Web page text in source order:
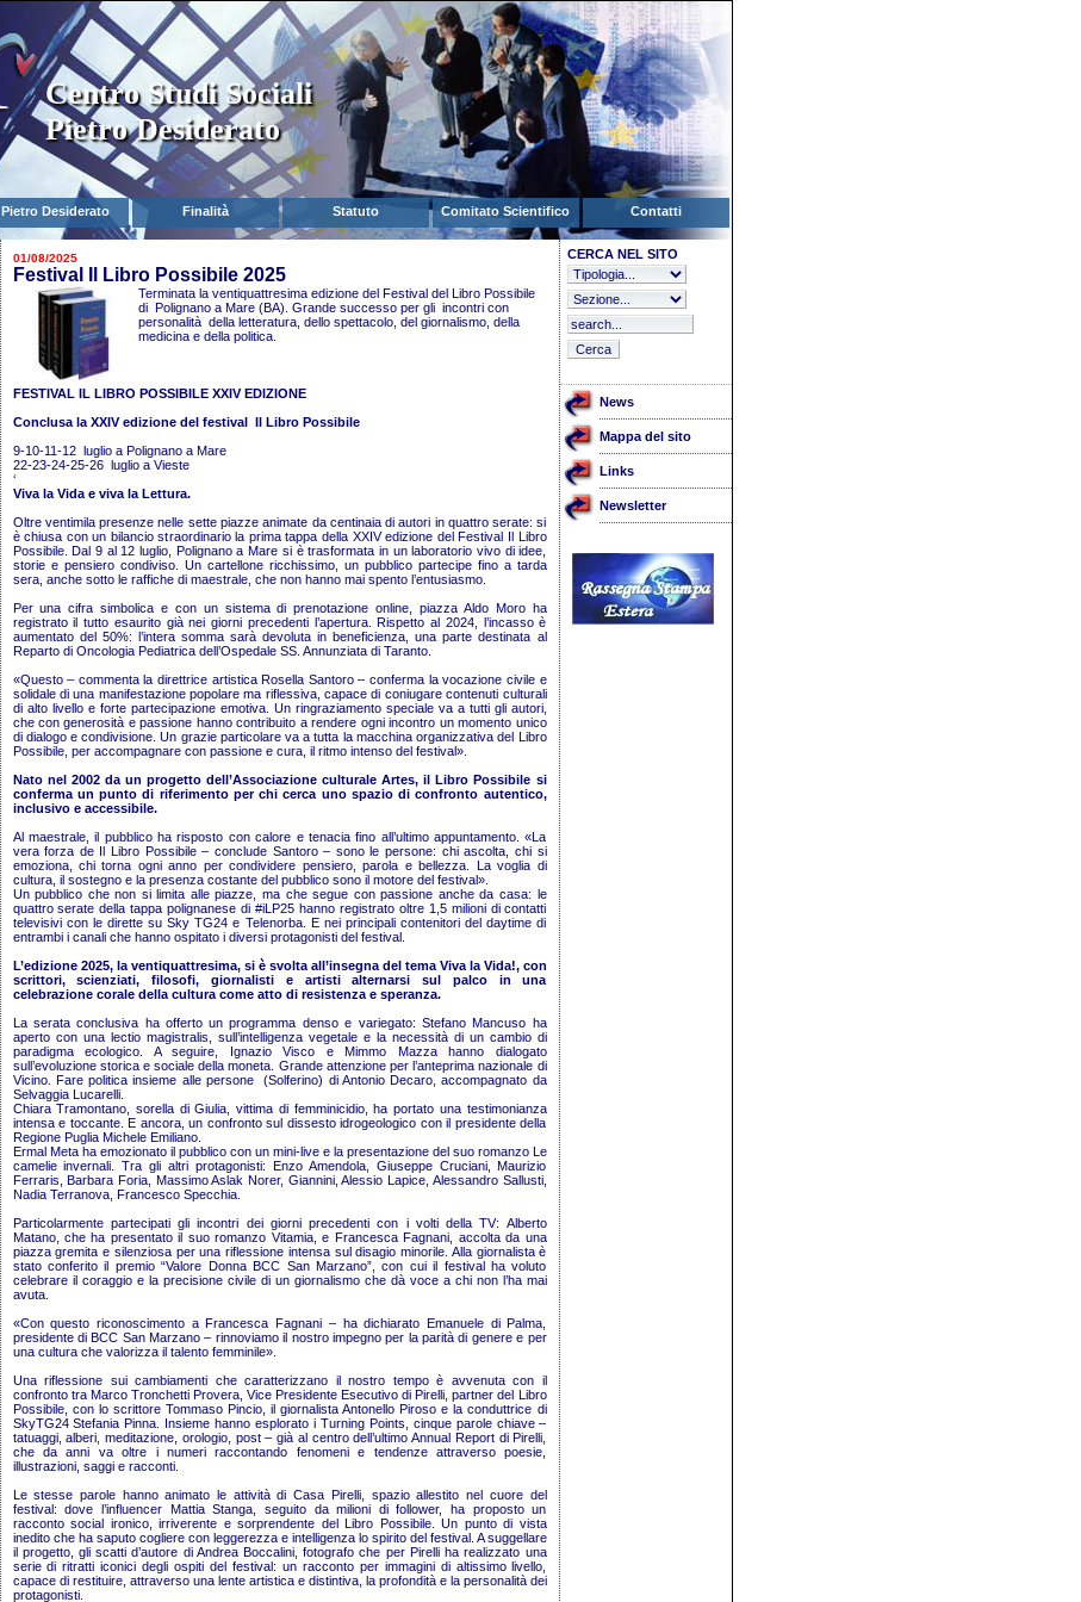
Centro Studi Sociali
Pietro Desiderato
Pietro Desiderato Finalità Statuto Comitato Scientifico Contatti
01/08/2025
Festival Il Libro Possibile 2025
Terminata la ventiquattresima edizione del Festival del Libro Possibile
di Polignano a Mare (BA). Grande successo per gli incontri con
personalità della letteratura, dello spettacolo, del giornalismo, della
medicina e della politica.
FESTIVAL IL LIBRO POSSIBILE XXIV EDIZIONE
Conclusa la XXIV edizione del festival Il Libro Possibile
9-10-11-12 luglio a Polignano a Mare
22-23-24-25-26 luglio a Vieste
‘
Viva la Vida e viva la Lettura.
Oltre ventimila presenze nelle sette piazze animate da centinaia di autori in quattro serate: si
è chiusa con un bilancio straordinario la prima tappa della XXIV edizione del Festival Il Libro
Possibile. Dal 9 al 12 luglio, Polignano a Mare si è trasformata in un laboratorio vivo di idee,
storie e pensiero condiviso. Un cartellone ricchissimo, un pubblico partecipe fino a tarda
sera, anche sotto le raffiche di maestrale, che non hanno mai spento l’entusiasmo.
Per una cifra simbolica e con un sistema di prenotazione online, piazza Aldo Moro ha
registrato il tutto esaurito già nei giorni precedenti l’apertura. Rispetto al 2024, l’incasso è
aumentato del 50%: l’intera somma sarà devoluta in beneficienza, una parte destinata al
Reparto di Oncologia Pediatrica dell’Ospedale SS. Annunziata di Taranto.
«Questo – commenta la direttrice artistica Rosella Santoro – conferma la vocazione civile e
solidale di una manifestazione popolare ma riflessiva, capace di coniugare contenuti culturali
di alto livello e forte partecipazione emotiva. Un ringraziamento speciale va a tutti gli autori,
che con generosità e passione hanno contribuito a rendere ogni incontro un momento unico
di dialogo e condivisione. Un grazie particolare va a tutta la macchina organizzativa del Libro
Possibile, per accompagnare con passione e cura, il ritmo intenso del festival».
Nato nel 2002 da un progetto dell’Associazione culturale Artes, il Libro Possibile si
conferma un punto di riferimento per chi cerca uno spazio di confronto autentico,
inclusivo e accessibile.
Al maestrale, il pubblico ha risposto con calore e tenacia fino all’ultimo appuntamento. «La
vera forza de Il Libro Possibile – conclude Santoro – sono le persone: chi ascolta, chi si
emoziona, chi torna ogni anno per condividere pensiero, parola e bellezza. La voglia di
cultura, il sostegno e la presenza costante del pubblico sono il motore del festival».
Un pubblico che non si limita alle piazze, ma che segue con passione anche da casa: le
quattro serate della tappa polignanese di #iLP25 hanno registrato oltre 1,5 milioni di contatti
televisivi con le dirette su Sky TG24 e Telenorba. E nei principali contenitori del daytime di
entrambi i canali che hanno ospitato i diversi protagonisti del festival.
L’edizione 2025, la ventiquattresima, si è svolta all’insegna del tema Viva la Vida!, con
scrittori, scienziati, filosofi, giornalisti e artisti alternarsi sul palco in una
celebrazione corale della cultura come atto di resistenza e speranza.
La serata conclusiva ha offerto un programma denso e variegato: Stefano Mancuso ha
aperto con una lectio magistralis, sull’intelligenza vegetale e la necessità di un cambio di
paradigma ecologico. A seguire, Ignazio Visco e Mimmo Mazza hanno dialogato
sull’evoluzione storica e sociale della moneta. Grande attenzione per l’anteprima nazionale di
Vicino. Fare politica insieme alle persone (Solferino) di Antonio Decaro, accompagnato da
Selvaggia Lucarelli.
Chiara Tramontano, sorella di Giulia, vittima di femminicidio, ha portato una testimonianza
intensa e toccante. E ancora, un confronto sul dissesto idrogeologico con il presidente della
Regione Puglia Michele Emiliano.
Ermal Meta ha emozionato il pubblico con un mini-live e la presentazione del suo romanzo Le
camelie invernali. Tra gli altri protagonisti: Enzo Amendola, Giuseppe Cruciani, Maurizio
Ferraris, Barbara Foria, Massimo Aslak Norer, Giannini, Alessio Lapice, Alessandro Sallusti,
Nadia Terranova, Francesco Specchia.
Particolarmente partecipati gli incontri dei giorni precedenti con i volti della TV: Alberto
Matano, che ha presentato il suo romanzo Vitamia, e Francesca Fagnani, accolta da una
piazza gremita e silenziosa per una riflessione intensa sul disagio minorile. Alla giornalista è
stato conferito il premio “Valore Donna BCC San Marzano”, con cui il festival ha voluto
celebrare il coraggio e la precisione civile di un giornalismo che dà voce a chi non l’ha mai
avuta.
«Con questo riconoscimento a Francesca Fagnani – ha dichiarato Emanuele di Palma,
presidente di BCC San Marzano – rinnoviamo il nostro impegno per la parità di genere e per
una cultura che valorizza il talento femminile».
Una riflessione sui cambiamenti che caratterizzano il nostro tempo è avvenuta con il
confronto tra Marco Tronchetti Provera, Vice Presidente Esecutivo di Pirelli, partner del Libro
Possibile, con lo scrittore Tommaso Pincio, il giornalista Antonello Piroso e la conduttrice di
SkyTG24 Stefania Pinna. Insieme hanno esplorato i Turning Points, cinque parole chiave –
tatuaggi, alberi, meditazione, orologio, post – già al centro dell’ultimo Annual Report di Pirelli,
che da anni va oltre i numeri raccontando fenomeni e tendenze attraverso poesie,
illustrazioni, saggi e racconti.
Le stesse parole hanno animato le attività di Casa Pirelli, spazio allestito nel cuore del
festival: dove l’influencer Mattia Stanga, seguito da milioni di follower, ha proposto un
racconto social ironico, irriverente e sorprendente del Libro Possibile. Un punto di vista
inedito che ha saputo cogliere con leggerezza e intelligenza lo spirito del festival. A suggellare
il progetto, gli scatti d’autore di Andrea Boccalini, fotografo che per Pirelli ha realizzato una
serie di ritratti iconici degli ospiti del festival: un racconto per immagini di altissimo livello,
capace di restituire, attraverso una lente artistica e distintiva, la profondità e la personalità dei
protagonisti.
CERCA NEL SITO
News
Mappa del sito
Links
Newsletter